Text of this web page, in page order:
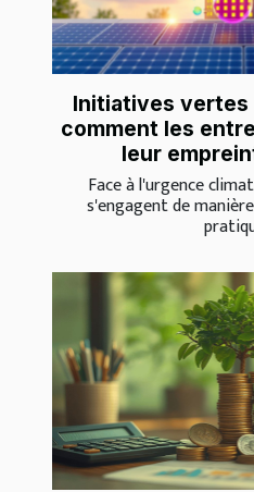
Initiatives
comment les
leur
Face à l'urgence
s'engagent de